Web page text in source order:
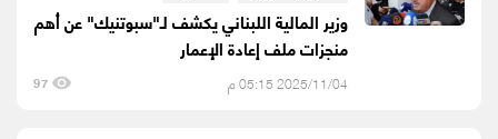
وزير المالية اللبناني يكشف لـ"سبوتنيك" عن أهم
منجزات ملف إعادة الإعمار
2025/11/04 05:15 م 97